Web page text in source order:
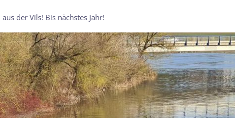
der Vils! Bis nächstes Jahr!